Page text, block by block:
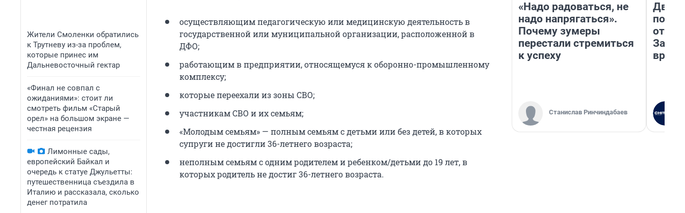
Жители Смоленки обратились
к Трутневу из-за проблем,
которые принес им
Дальневосточный гектар
«Финал не совпал с
ожиданиями»: стоит ли
смотреть фильм «Старый
орел» на большом экране —
честная рецензия
Лимонные сады,
европейский Байкал и
очередь к статуе Джульетты:
путешественница съездила в
Италию и рассказала, сколько
денег потратила
осуществляющим педагогическую или медицинскую деятельность в
государственной или муниципальной организации, расположенной в
ДФО;
работающим в предприятии, относящемуся к оборонно-промышленному
комплексу;
которые переехали из зоны СВО;
участникам СВО и их семьям;
«Молодым семьям» — полным семьям с детьми или без детей, в которых
супруги не достигли 36-летнего возраста;
неполным семьям с одним родителем и ребенком/детьми до 19 лет, в
которых родитель не достиг 36-летнего возраста.
«Надо радоваться, не
надо напрягаться».
Почему зумеры
перестали стремиться
к успеху
Станислав Ринчиндабаев
Два
от